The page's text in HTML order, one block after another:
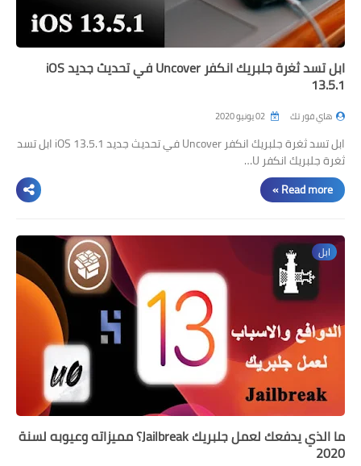
ابل تسد ثغرة جلبريك انكفر Uncover في تحديث جديد iOS
13.5.1
هاي فور تك
ابل تسد ثغرة جلبريك انكفر Uncover في تحديث جديد iOS 13.5.1 ابل تسد
ثغرة جلبريك انكفر U…
Read more »
ابل
ما الذي يدفعك لعمل جلبريك Jailbreak؟ مميزاته وعيوبه لسنة
2020